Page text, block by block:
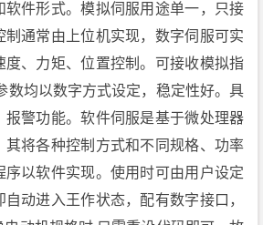
软件形式。模拟伺服用途单一，只接
制通常由上位机实现，数字伺服可实
度、力矩、位置控制。可接收模拟指
数均以数字方式设定，稳定性好。具
报警功能。软件伺服是基于微处理器
其将各种控制方式和不同规格、功率
序以软件实现。使用时可由用户设定
动进入王作状态，配有数字接口，